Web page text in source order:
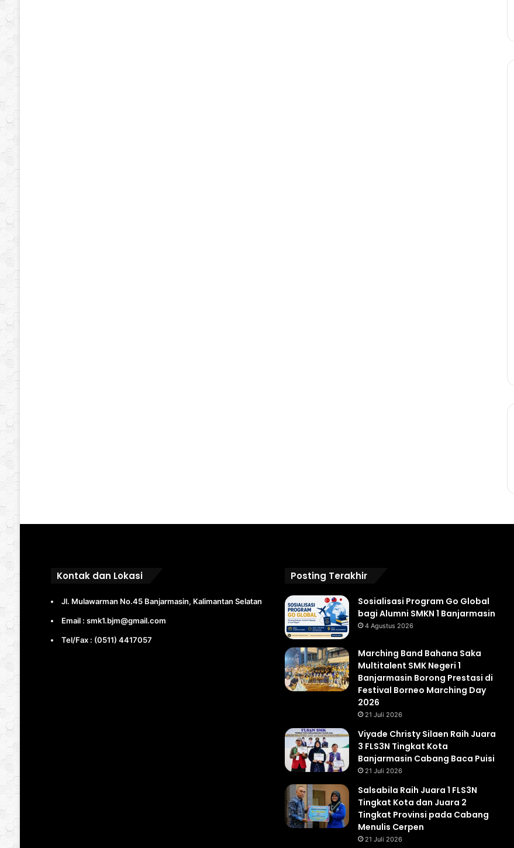
Kontak dan Lokasi
Jl. Mulawarman No.45 Banjarmasin, Kalimantan Selatan
Email : smk1.bjm@gmail.com
Tel/Fax : (0511) 4417057
Posting Terakhir
Sosialisasi Program Go Global
bagi Alumni SMKN 1 Banjarmasin
4 Agustus 2026
Marching Band Bahana Saka
Multitalent SMK Negeri 1
Banjarmasin Borong Prestasi di
Festival Borneo Marching Day
2026
21 Juli 2026
Viyade Christy Silaen Raih Juara
3 FLS3N Tingkat Kota
Banjarmasin Cabang Baca Puisi
21 Juli 2026
Salsabila Raih Juara 1 FLS3N
Tingkat Kota dan Juara 2
Tingkat Provinsi pada Cabang
Menulis Cerpen
21 Juli 2026